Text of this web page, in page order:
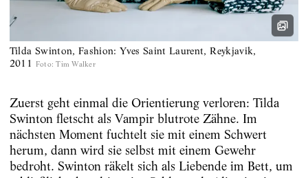
Tilda Swinton, Fashion: Yves Saint Laurent, Reykjavik,
2011 Foto: Tim Walker
Zuerst geht einmal die Orientierung verloren: Tilda
Swinton fletscht als Vampir blutrote Zähne. Im
nächsten Moment fuchtelt sie mit einem Schwert
herum, dann wird sie selbst mit einem Gewehr
bedroht. Swinton räkelt sich als Liebende im Bett, um